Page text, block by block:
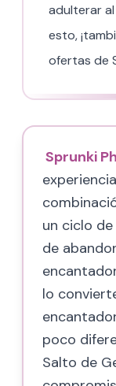
adulterar
esto,
ofertas de
Sprunki
un ciclo
de
lo
poco
Salto de